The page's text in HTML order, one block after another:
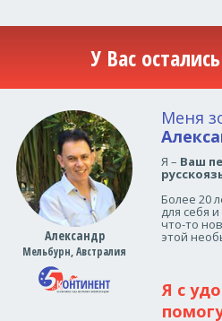
У Вас
Александр
Мельбурн, Австралия
Меня
Я – Ваш
Более 20
для себя
что-то
этой
Я с